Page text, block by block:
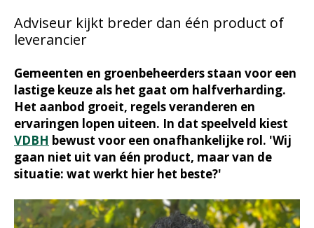
Adviseur kijkt breder dan één product of
leverancier
Gemeenten en groenbeheerders staan voor een
lastige keuze als het gaat om halfverharding.
Het aanbod groeit, regels veranderen en
ervaringen lopen uiteen. In dat speelveld kiest
VDBH bewust voor een onafhankelijke rol. 'Wij
gaan niet uit van één product, maar van de
situatie: wat werkt hier het beste?'